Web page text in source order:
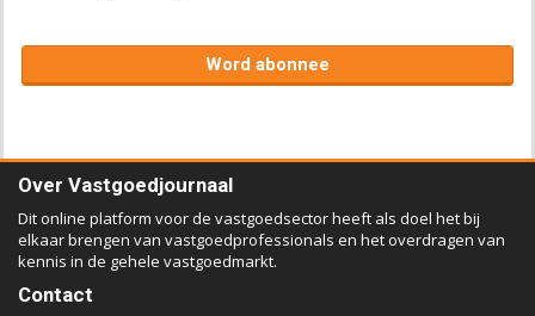
Word abonnee
Over Vastgoedjournaal
Dit online platform voor de vastgoedsector heeft als doel het bij
elkaar brengen van vastgoedprofessionals en het overdragen van
kennis in de gehele vastgoedmarkt.
Contact